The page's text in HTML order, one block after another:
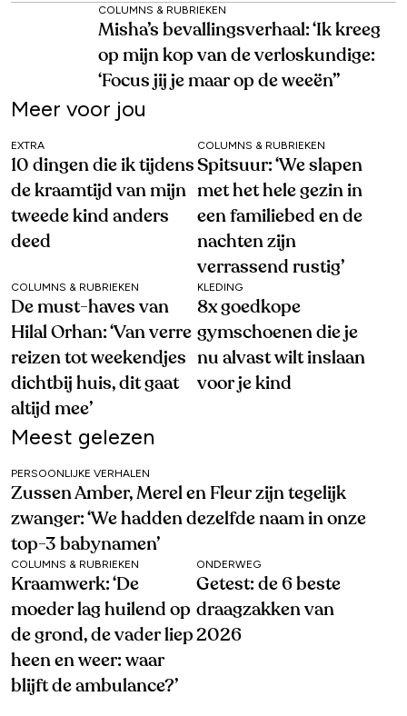
COLUMNS & RUBRIEKEN
Misha’s bevallingsverhaal: ‘Ik kreeg
op mijn kop van de verloskundige:
‘Focus jij je maar op de weeën’’
Meer voor jou
EXTRA
10 dingen die ik tijdens
de kraamtijd van mijn
tweede kind anders
deed
COLUMNS & RUBRIEKEN
Spitsuur: ‘We slapen
met het hele gezin in
een familiebed en de
nachten zijn
verrassend rustig’
COLUMNS & RUBRIEKEN
De must-haves van
Hilal Orhan: ‘Van verre
reizen tot weekendjes
dichtbij huis, dit gaat
altijd mee’
KLEDING
8x goedkope
gymschoenen die je
nu alvast wilt inslaan
voor je kind
Meest gelezen
PERSOONLIJKE VERHALEN
Zussen Amber, Merel en Fleur zijn tegelijk
zwanger: ‘We hadden dezelfde naam in onze
top-3 babynamen’
COLUMNS & RUBRIEKEN
Kraamwerk: ‘De
moeder lag huilend op
de grond, de vader liep
heen en weer: waar
blijft de ambulance?’
ONDERWEG
Getest: de 6 beste
draagzakken van
2026